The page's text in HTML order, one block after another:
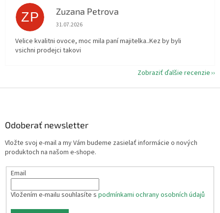
ZP Zuzana Petrova
Hodnotenie obchodu je 5 z 5 hviezdičiek.
31.07.2026
Velice kvalitni ovoce, moc mila paní majitelka..Kez by byli
vsichni prodejci takovi
Zobraziť ďalšie recenzie
Odoberať newsletter
Vložte svoj e-mail a my Vám budeme zasielať informácie o nových
produktoch na našom e-shope.
Email
Vložením e-mailu souhlasíte s podmínkami ochrany osobních údajů